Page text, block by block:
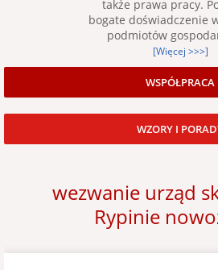
także prawa pracy.
bogate doświadczenie
podmiotów
[Więcej >>>]
WSPÓŁPRACA
WZORY I
wezwanie urząd
Rypinie